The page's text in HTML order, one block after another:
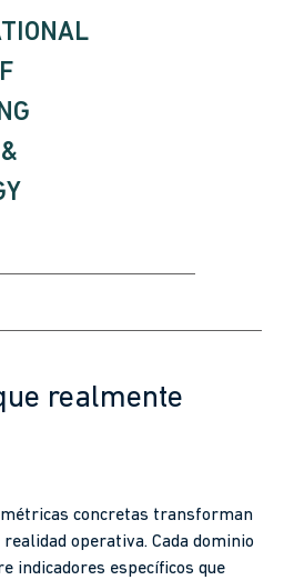
realmente
concretas transforman
operativa. Cada dominio
indicadores específicos que